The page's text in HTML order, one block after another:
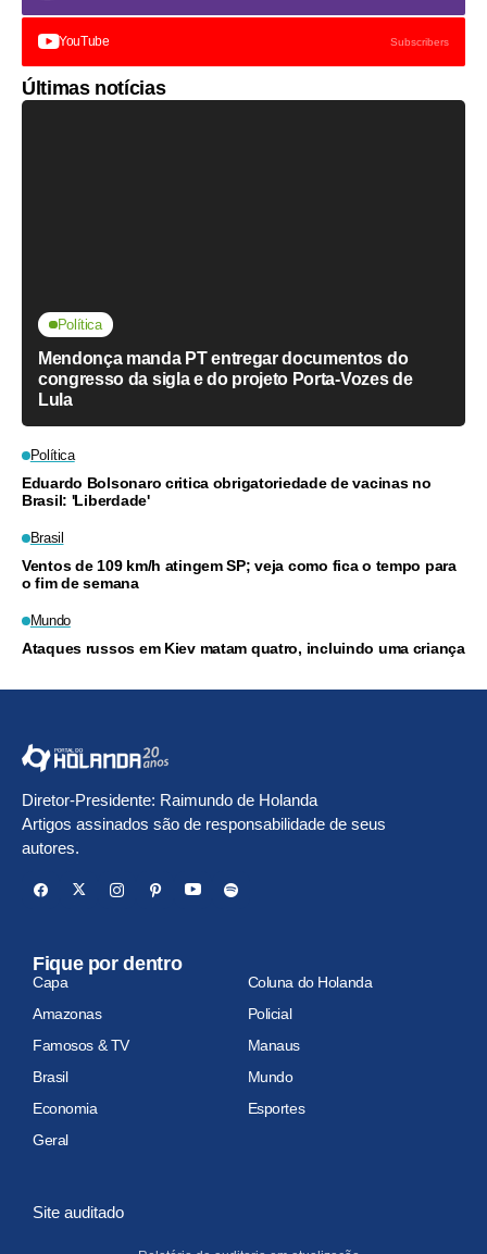
YouTube Subscribers
Últimas notícias
Política
Mendonça manda PT entregar documentos do
congresso da sigla e do projeto Porta-Vozes de
Lula
Política
Eduardo Bolsonaro critica obrigatoriedade de vacinas no
Brasil: 'Liberdade'
Brasil
Ventos de 109 km/h atingem SP; veja como fica o tempo para
o fim de semana
Mundo
Ataques russos em Kiev matam quatro, incluindo uma criança
Diretor-Presidente: Raimundo de Holanda
Artigos assinados são de responsabilidade de seus
autores.
Fique por dentro
Capa
Coluna do Holanda
Amazonas
Policial
Famosos & TV
Manaus
Brasil
Mundo
Economia
Esportes
Geral
Site auditado